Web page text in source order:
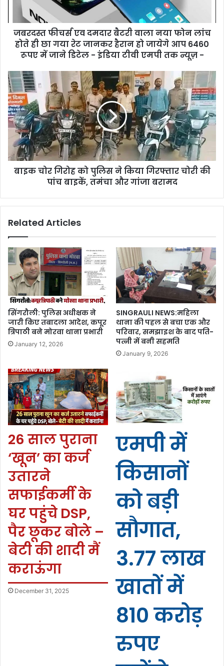
जबरदस्त फीचर्स एव दमदार बैटरी वाला नया फोन लांच
होते ही छा गया रेट जानकर हैरान हो जायेगे आप 6460
रूपए में जाने डिटेल - इंडिया टीवी एमपी तक न्यूज़ -
बाइक चोर गिरोह को पुलिस ने किया गिरफ्तार चोरी की
पांच बाइकें, तमंचा और गांजा बरामद
Related Articles
सिंगरौली: पुलिस अधीक्षक ने
जारी किए तबादला आदेश, कपूर
त्रिपाठी बने मोरवा थाना प्रभारी
January 12, 2026
SINGRAULI NEWS:महिला
थाना की पहल से बचा एक और
परिवार, समझाइश के बाद पति-
पत्नी में बनी सहमति
January 9, 2026
26 साल पुराना
‘खून’ का कर्ज
उतारने
सफाईकर्मी के
घर पहुंचे DSP,
पैर छूकर बोले –
बेटी की शादी मैं
कराऊंगा
December 31, 2025
एमपी में
किसानों
को बड़ी
सौगात,
3.77 लाख
खातों में
810 करोड़
रुपए